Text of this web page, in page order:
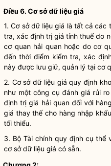
Điều 6. Cơ sở dữ liệu giá
1. Cơ sở dữ liệu giá là tất cả các
tra, xác định trị giá tính thuế do
cơ quan hải quan hoặc do cơ
đến thời điểm kiểm tra, xác
này được lưu giữ, quản lý tại cơ
2. Cơ sở dữ liệu giá quy định
như một công cụ đánh giá rủi
định trị giá hải quan đối với
giá thay thế cho hàng nhập
tối thiểu.
3. Bộ Tài chính quy định cụ
cơ sở dữ liệu giá có sẵn.